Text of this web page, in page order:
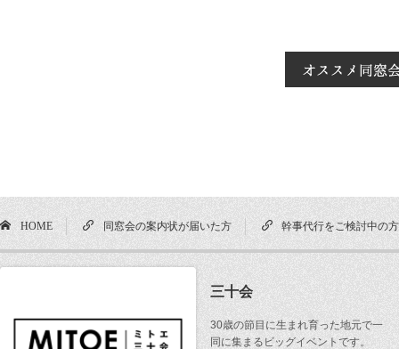
HOME 同窓会の案内状が届いた方 幹事代行をご検討中の方
三十会
30歳の節目に生まれ育った地元で一
同に集まるビッグイベントです。